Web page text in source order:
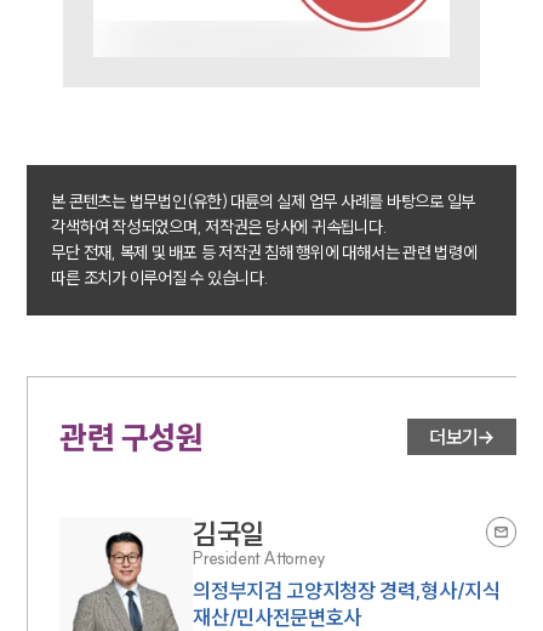
본 콘텐츠는 법무법인(유한) 대륜의 실제 업무 사례를 바탕으로 일부
각색하여 작성되었으며, 저작권은 당사에 귀속됩니다.
무단 전재, 복제 및 배포 등 저작권 침해 행위에 대해서는 관련 법령에
따른 조치가 이루어질 수 있습니다.
관련 구성원 더보기
김국일
President Attorney
의정부지검 고양지청장 경력,형사/지식
재산/민사전문변호사